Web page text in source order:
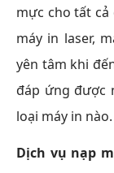
mực cho tất cả
máy in laser,
yên tâm khi
đáp ứng được
loại máy in nào.
Dịch vụ nạp